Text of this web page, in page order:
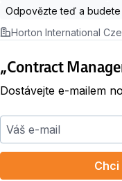
Odpovězte teď a budete
Horton International
„Contract
Dostávejte e-mailem
Váš e-mail
Chci